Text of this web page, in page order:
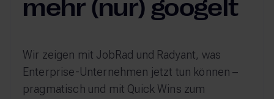
mehr (nur) googelt
Wir zeigen mit JobRad und Radyant, was
Enterprise-Unternehmen jetzt tun können –
pragmatisch und mit Quick Wins zum